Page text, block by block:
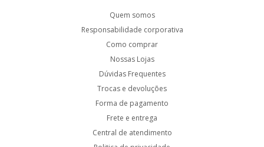
Quem somos
Responsabilidade corporativa
Como comprar
Nossas Lojas
Dúvidas Frequentes
Trocas e devoluções
Forma de pagamento
Frete e entrega
Central de atendimento